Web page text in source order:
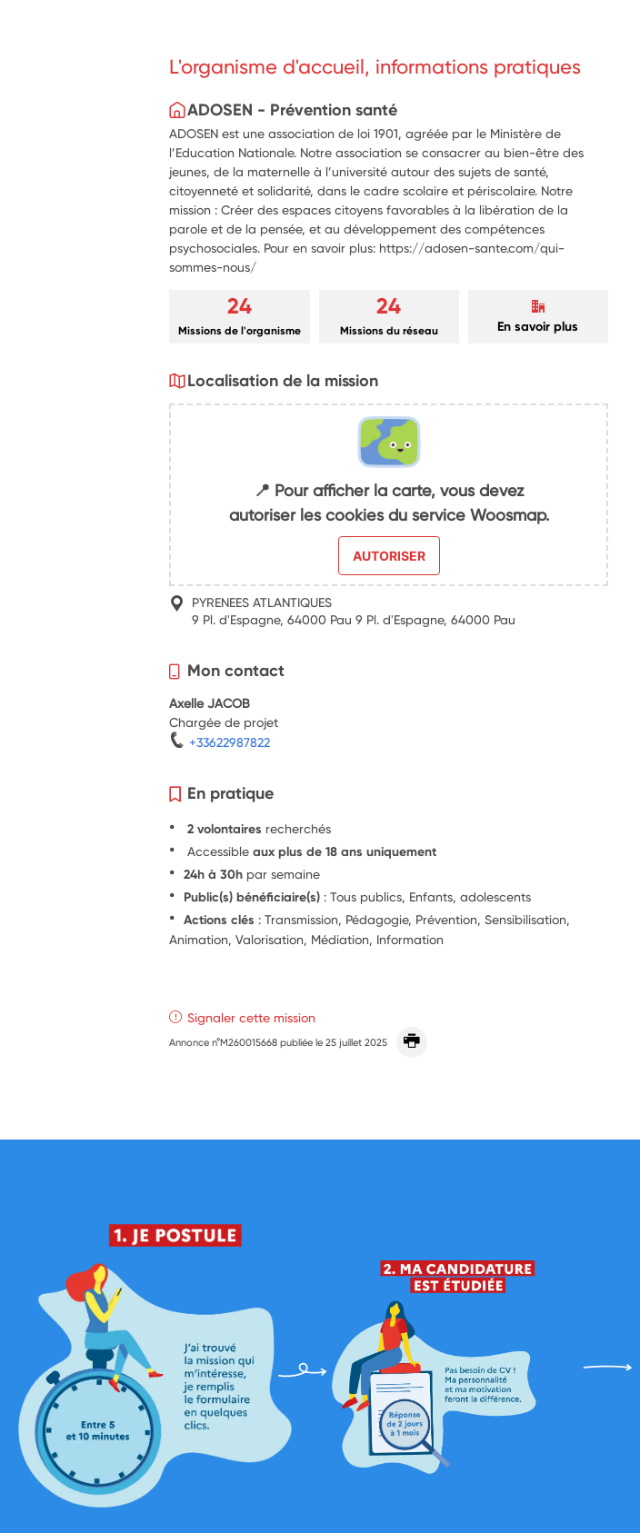
L'organisme d'accueil, informations pratiques
ADOSEN - Prévention santé
ADOSEN est une association de loi 1901, agréée par le Ministère de
l’Education Nationale. Notre association se consacrer au bien-être des
jeunes, de la maternelle à l’université autour des sujets de santé,
citoyenneté et solidarité, dans le cadre scolaire et périscolaire. Notre
mission : Créer des espaces citoyens favorables à la libération de la
parole et de la pensée, et au développement des compétences
psychosociales. Pour en savoir plus: https://adosen-sante.com/qui-
sommes-nous/
24
Missions de l'organisme
24
Missions du réseau En savoir plus
Localisation de la mission
📍 Pour afficher la carte, vous devez
autoriser les cookies du service Woosmap.
AUTORISER
PYRENEES ATLANTIQUES
9 Pl. d'Espagne, 64000 Pau 9 Pl. d'Espagne, 64000 Pau
Mon contact
Axelle JACOB
Chargée de projet
+33622987822
En pratique
2 volontaires recherchés
Accessibleaux plus de 18 ans uniquement
24h à 30h par semaine
Public(s) bénéficiaire(s) : Tous publics, Enfants, adolescents
Actions clés : Transmission, Pédagogie, Prévention, Sensibilisation,
Animation, Valorisation, Médiation, Information
Signaler cette mission
Annonce n°M260015668 publiée le25 juillet 2025